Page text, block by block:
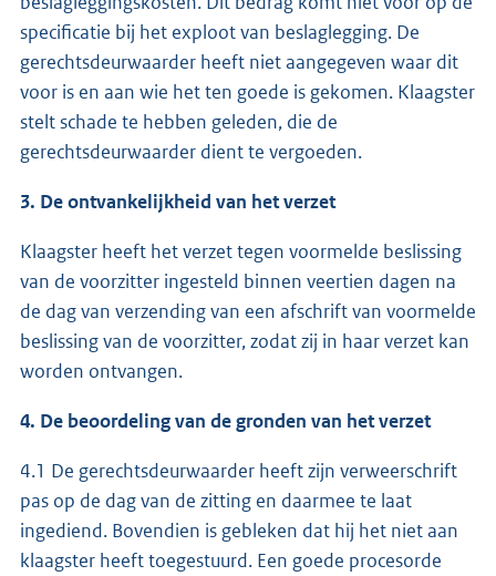
specificatie bij het exploot van beslaglegging. De
gerechtsdeurwaarder heeft niet aangegeven waar dit
voor is en aan wie het ten goede is gekomen. Klaagster
stelt schade te hebben geleden, die de
gerechtsdeurwaarder dient te vergoeden.
3. De ontvankelijkheid van het verzet
Klaagster heeft het verzet tegen voormelde beslissing
van de voorzitter ingesteld binnen veertien dagen na
de dag van verzending van een afschrift van voormelde
beslissing van de voorzitter, zodat zij in haar verzet kan
worden ontvangen.
4. De beoordeling van de gronden van het verzet
4.1 De gerechtsdeurwaarder heeft zijn verweerschrift
pas op de dag van de zitting en daarmee te laat
ingediend. Bovendien is gebleken dat hij het niet aan
klaagster heeft toegestuurd. Een goede procesorde